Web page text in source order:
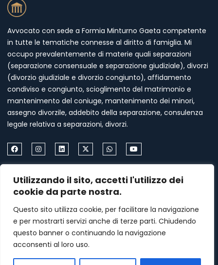
Utilizzando il sito, accetti l'utilizzo dei
cookie da parte nostra.
Questo sito utilizza cookie, per facilitare la navigazione
e per mostrarti servizi anche di terze parti. Chiudendo
questo banner o continuando la navigazione
acconsenti al loro uso.
Avvocato con sede a Formia Minturno Gaeta competente
in tutte le tematiche connesse al diritto di famiglia. Mi
occupo prevalentemente di materie quali separazioni
(separazione consensuale e separazione giudiziale), divorzi
(divorzio giudiziale e divorzio congiunto), affidamento
condiviso e congiunto, scioglimento del matrimonio e
mantenimento del coniuge, mantenimento dei minori,
assegno divorzile, addebito della separazione, consulenza
legale relativa a separazioni, divorzi.
Come Contattarmi
Formia via Palazzo Condotto 18
+39 339 459 87 67
menasomma75@gmail.com
Lunedi–Venerdì: 9am – 7pm